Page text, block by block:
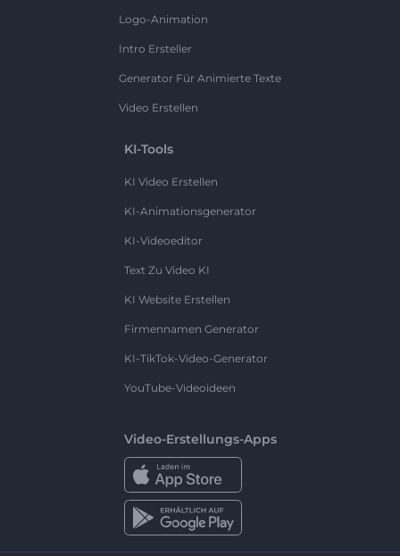
Logo-Animation
Intro Ersteller
Generator Für Animierte Texte
Video Erstellen
KI-Tools
KI Video Erstellen
KI-Animationsgenerator
KI-Videoeditor
Text Zu Video KI
KI Website Erstellen
Firmennamen Generator
KI-TikTok-Video-Generator
YouTube-Videoideen
Video-Erstellungs-Apps